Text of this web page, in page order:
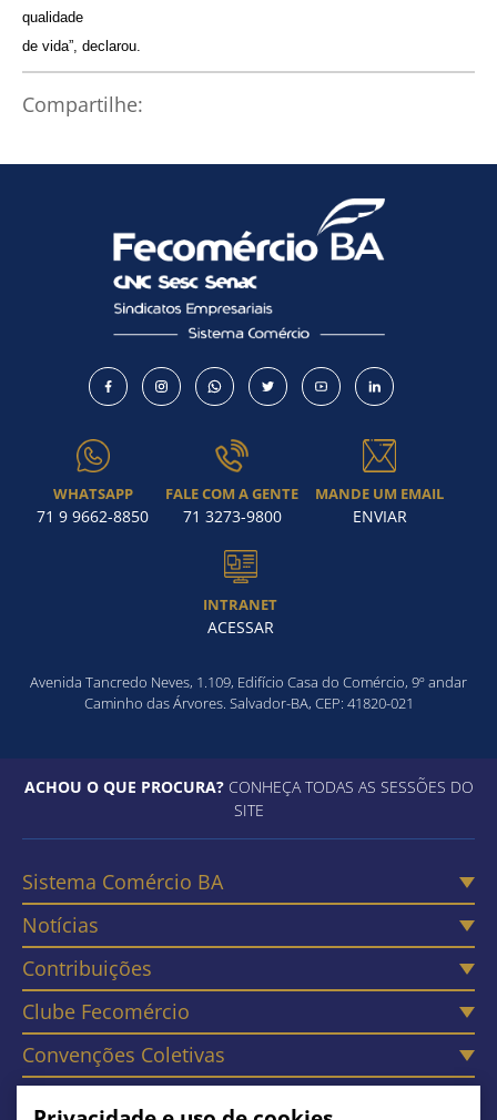
qualidade
de vida”, declarou.
Compartilhe:
WHATSAPP
71 9 9662-8850
FALE COM A GENTE
71 3273-9800
MANDE UM EMAIL
ENVIAR
INTRANET
ACESSAR
Avenida Tancredo Neves, 1.109, Edifício Casa do Comércio, 9º andar
Caminho das Árvores. Salvador-BA, CEP: 41820-021
ACHOU O QUE PROCURA?CONHEÇA TODAS AS SESSÕES DO
SITE
Sistema Comércio BA
Notícias
Contribuições
Clube Fecomércio
Convenções Coletivas